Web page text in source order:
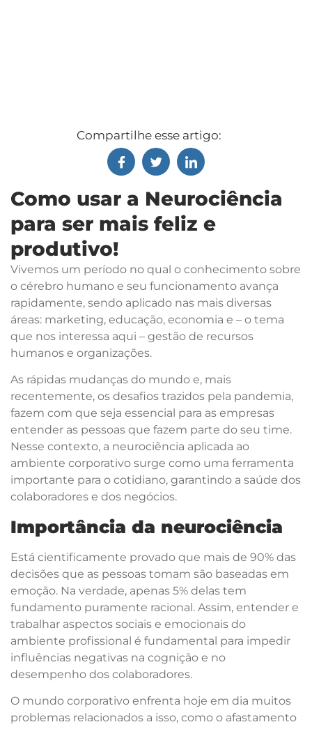
Compartilhe esse artigo:
Como usar a Neurociência
para ser mais feliz e
produtivo!
Vivemos um período no qual o conhecimento sobre
o cérebro humano e seu funcionamento avança
rapidamente, sendo aplicado nas mais diversas
áreas: marketing, educação, economia e – o tema
que nos interessa aqui – gestão de recursos
humanos e organizações.
As rápidas mudanças do mundo e, mais
recentemente, os desafios trazidos pela pandemia,
fazem com que seja essencial para as empresas
entender as pessoas que fazem parte do seu time.
Nesse contexto, a neurociência aplicada ao
ambiente corporativo surge como uma ferramenta
importante para o cotidiano, garantindo a saúde dos
colaboradores e dos negócios.
Importância da neurociência
Está cientificamente provado que mais de 90% das
decisões que as pessoas tomam são baseadas em
emoção. Na verdade, apenas 5% delas tem
fundamento puramente racional. Assim, entender e
trabalhar aspectos sociais e emocionais do
ambiente profissional é fundamental para impedir
influências negativas na cognição e no
desempenho dos colaboradores.
O mundo corporativo enfrenta hoje em dia muitos
problemas relacionados a isso, como o afastamento